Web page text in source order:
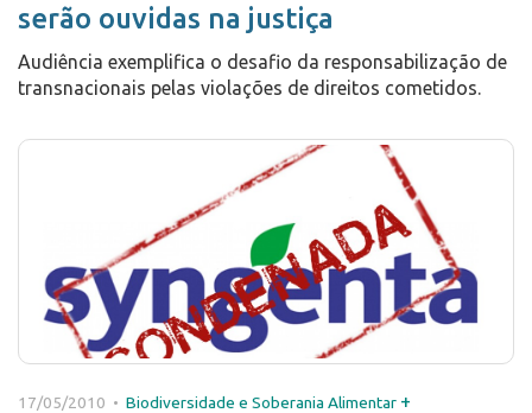
serão ouvidas na justiça
Audiência exemplifica o desafio da responsabilização de
transnacionais pelas violações de direitos cometidos.
17/05/2010 • Biodiversidade e Soberania Alimentar +